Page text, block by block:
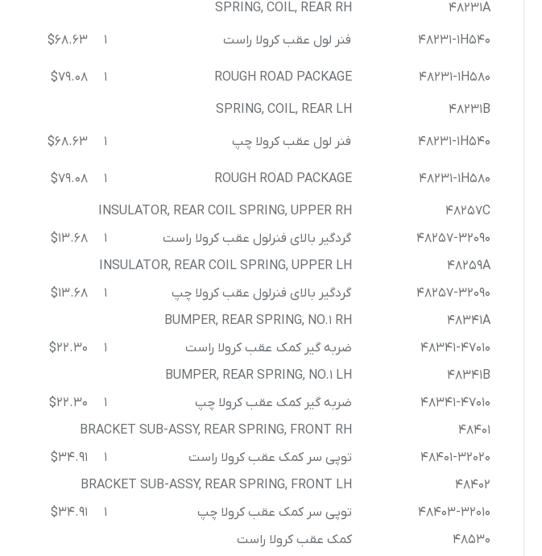
48231A
SPRING, COIL, REAR RH
48231-1H540
فنر لول عقب کرولا راست 1
$68.63
48231-1H580
ROUGH ROAD PACKAGE
1
$79.08
48231B
SPRING, COIL, REAR LH
48231-1H540
فنر لول عقب کرولا چپ 1
$68.63
48231-1H580
ROUGH ROAD PACKAGE
1
$79.08
48257C
INSULATOR, REAR COIL SPRING, UPPER RH
48257-32090
گردگیر بالای فنرلول عقب کرولا راست 1
$13.68
48259A
INSULATOR, REAR COIL SPRING, UPPER LH
48257-32090
گردگیر بالای فنرلول عقب کرولا چپ 1
$13.68
48341A
BUMPER, REAR SPRING, NO.1 RH
48341-47010
ضربه گیر کمک عقب کرولا راست 1
$22.30
48341B
BUMPER, REAR SPRING, NO.1 LH
48341-47010
ضربه گیر کمک عقب کرولا چپ 1
$22.30
48401
BRACKET SUB-ASSY, REAR SPRING, FRONT RH
48401-32020
توپی سر کمک عقب کرولا راست 1
$34.91
48402
BRACKET SUB-ASSY, REAR SPRING, FRONT LH
48403-32010
توپی سر کمک عقب کرولا چپ 1
$34.91
48530
کمک عقب کرولا راست